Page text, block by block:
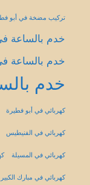
تركيب مضخة في أبو
خدم بالساعة
خدم بالساعة
خدم
كهربائي في أبو فطيرة
كهربائي في الفنيطيس
كهربائي في المسيلة
كهربائي في مبارك الكبير